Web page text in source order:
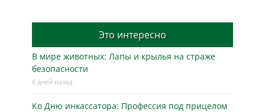
Это интересно
В мире животных: Лапы и крылья на страже
безопасности
6 дней назад
Ко Дню инкассатора: Профессия под прицелом